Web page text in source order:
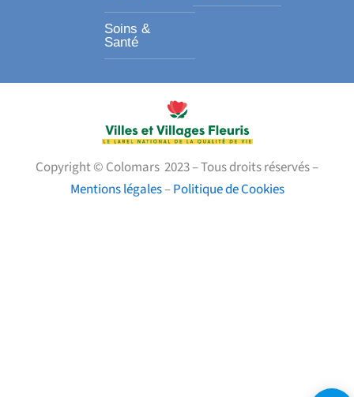
Soins &
Santé
Copyright © Colomars 2023 – Tous droits réservés –
Mentions légales–Politique de Cookies